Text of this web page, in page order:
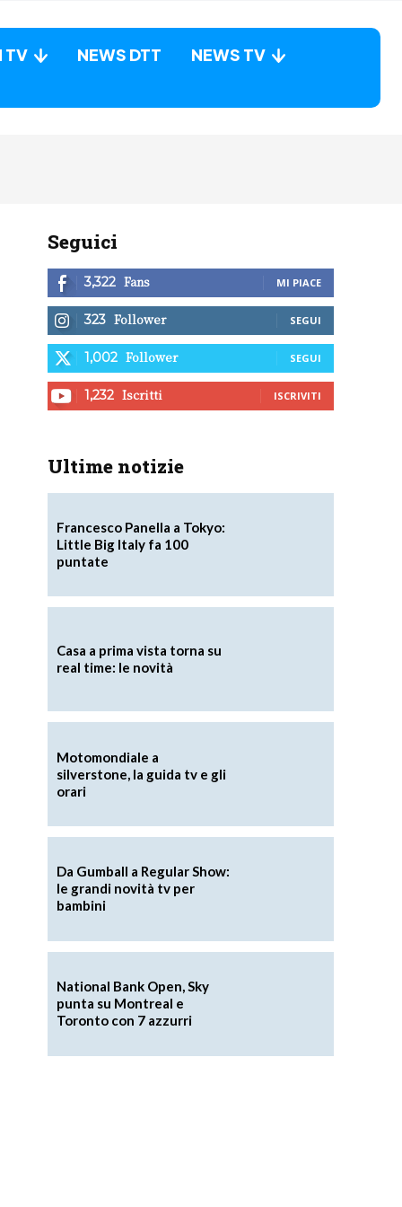
TV NEWS DTT
NEWS TV
Seguici
3,322 Fans MI PIACE
323 Follower SEGUI
1,002 Follower SEGUI
1,232 Iscritti ISCRIVITI
Ultime notizie
Francesco Panella a Tokyo:
Little Big Italy fa 100
puntate
Casa a prima vista torna su
real time: le novità
Motomondiale a
silverstone, la guida tv e gli
orari
Da Gumball a Regular Show:
le grandi novità tv per
bambini
National Bank Open, Sky
punta su Montreal e
Toronto con 7 azzurri